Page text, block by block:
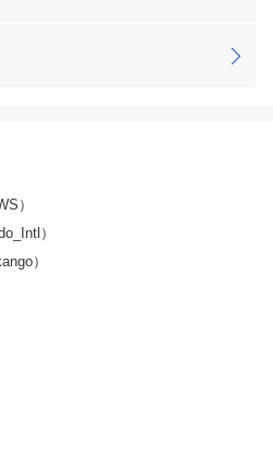
）
）
）